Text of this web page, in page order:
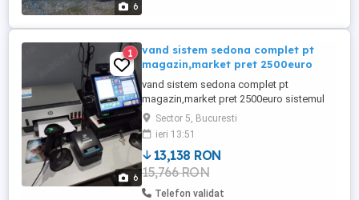
6
6
1
vand sistem sedona complet pt
magazin,market pret 2500euro
vand sistem sedona complet pt
magazin,market pret 2500euro sistemul
este compus din -pos all in one aures
yuno2 -sertar bani -cititor coduri zebra
symbol li2208 x 2 bucati -terminal
inventariere chainway c66 2d android -
imprimanta etichete zebra zd421d pozele
sunt reale
Sector 5, Bucuresti
ieri 13:51
13,138 RON
15,766 RON
Telefon validat